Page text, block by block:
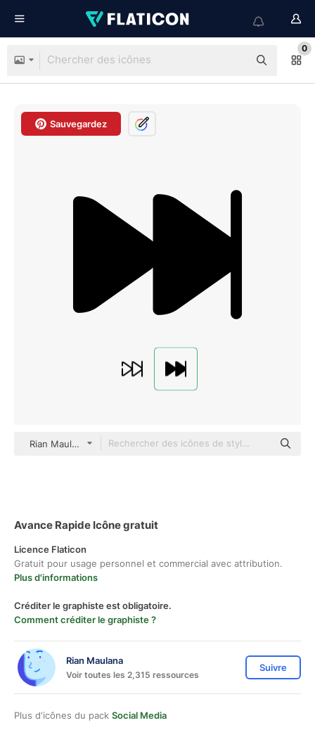
0
Sauvegardez
Rian Maulana Glyph
Avance Rapide Icône gratuit
Licence Flaticon
Gratuit pour usage personnel et commercial avec attribution.
Plus d'informations
Créditer le graphiste est obligatoire.
Comment créditer le graphiste ?
Rian Maulana
Voir toutes les 2,315 ressources
Suivre
Plus d'icônes du pack Social Media